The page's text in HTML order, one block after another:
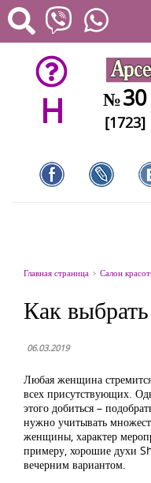
H №30
[1723]
Главная страница Салон
Как
06.03.2019
Любая женщина
всех присутствующих.
этого добиться –
нужно учитывать
женщины, характер
примеру, хорошие духи
вечерним вариантом.